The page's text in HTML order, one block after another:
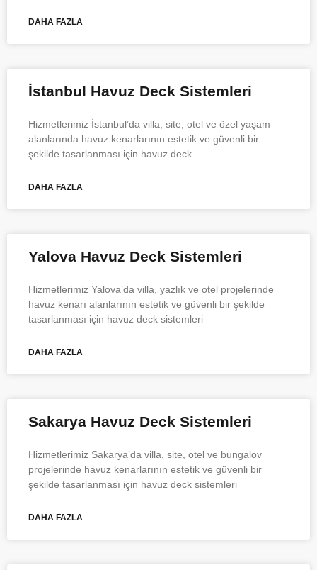
DAHA FAZLA
İstanbul Havuz Deck Sistemleri
Hizmetlerimiz İstanbul’da villa, site, otel ve özel yaşam
alanlarında havuz kenarlarının estetik ve güvenli bir
şekilde tasarlanması için havuz deck
DAHA FAZLA
Yalova Havuz Deck Sistemleri
Hizmetlerimiz Yalova’da villa, yazlık ve otel projelerinde
havuz kenarı alanlarının estetik ve güvenli bir şekilde
tasarlanması için havuz deck sistemleri
DAHA FAZLA
Sakarya Havuz Deck Sistemleri
Hizmetlerimiz Sakarya’da villa, site, otel ve bungalov
projelerinde havuz kenarlarının estetik ve güvenli bir
şekilde tasarlanması için havuz deck sistemleri
DAHA FAZLA